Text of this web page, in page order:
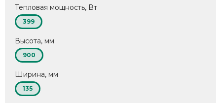
Тепловая мощность, Вт
399
Высота, мм
900
Ширина, мм
135